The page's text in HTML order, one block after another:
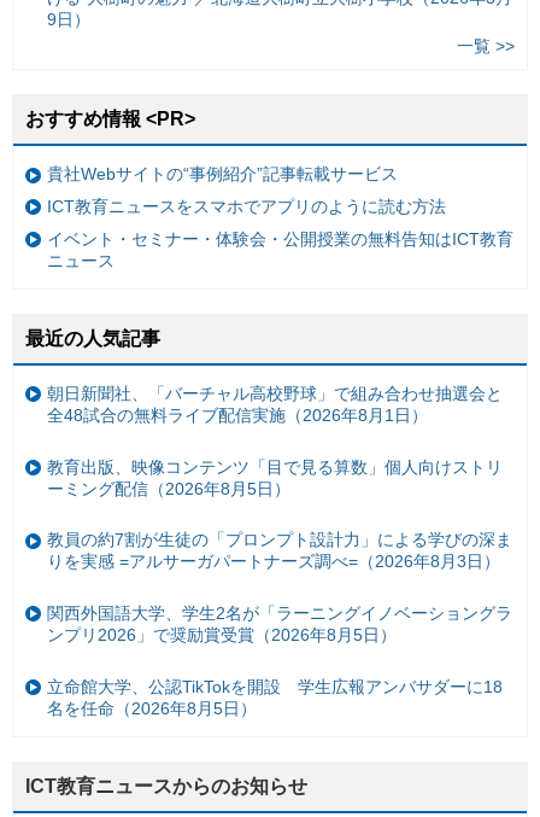
9日）
一覧 >>
おすすめ情報 <PR>
貴社Webサイトの“事例紹介”記事転載サービス
ICT教育ニュースをスマホでアプリのように読む方法
イベント・セミナー・体験会・公開授業の無料告知はICT教育
ニュース
最近の人気記事
朝日新聞社、「バーチャル高校野球」で組み合わせ抽選会と
全48試合の無料ライブ配信実施（2026年8月1日）
教育出版、映像コンテンツ「目で見る算数」個人向けストリ
ーミング配信（2026年8月5日）
教員の約7割が生徒の「プロンプト設計力」による学びの深ま
りを実感 =アルサーガパートナーズ調べ=（2026年8月3日）
関西外国語大学、学生2名が「ラーニングイノベーショングラ
ンプリ2026」で奨励賞受賞（2026年8月5日）
立命館大学、公認TikTokを開設 学生広報アンバサダーに18
名を任命（2026年8月5日）
ICT教育ニュースからのお知らせ